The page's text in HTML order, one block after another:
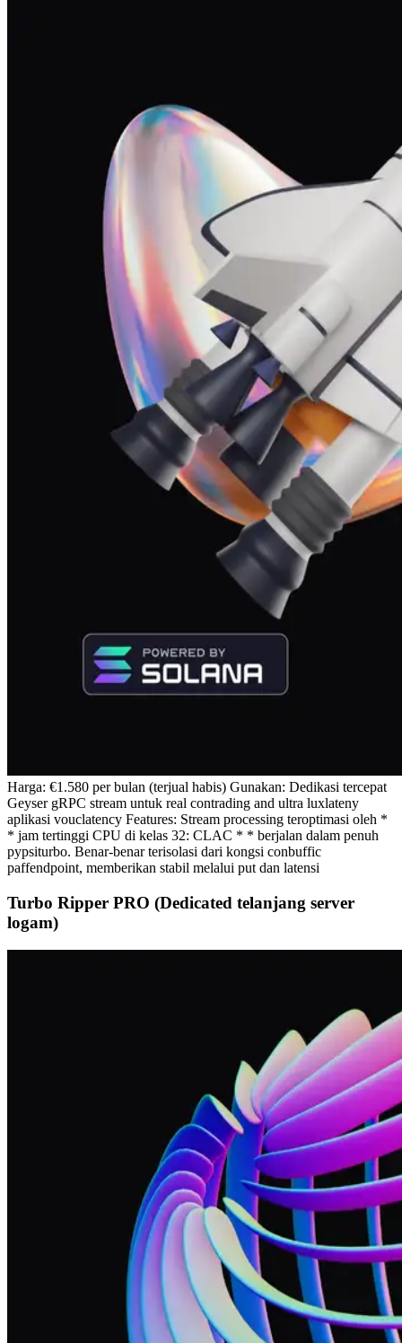
Harga: €1.580 per bulan (terjual habis) Gunakan: Dedikasi tercepat
Geyser gRPC stream untuk real contrading and ultra luxlateny
aplikasi vouclatency Features: Stream processing teroptimasi oleh *
* jam tertinggi CPU di kelas 32: CLAC * * berjalan dalam penuh
pypsiturbo. Benar-benar terisolasi dari kongsi conbuffic
paffendpoint, memberikan stabil melalui put dan latensi
Turbo Ripper PRO (Dedicated telanjang server
logam)